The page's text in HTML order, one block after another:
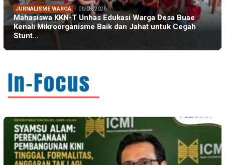
JURNALISME WARGA 06/08/2026
Mahasiswa KKN-T Unhas Edukasi Warga Desa Buae
Kenali Mikroorganisme Baik dan Jahat untuk Cegah
Stunt…